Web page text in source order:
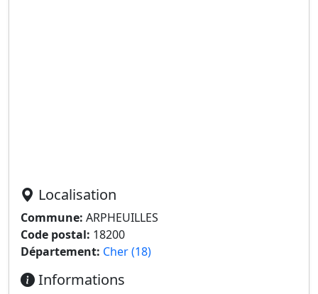
Localisation
Commune: ARPHEUILLES
Code postal: 18200
Département: Cher (18)
Informations